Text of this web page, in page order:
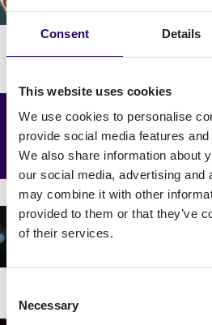
Consent Details
This website uses cookies
We use cookies to personalise
provide social media features
We also share information about
our social media, advertising and
may combine it with other
provided to them or that they’ve
of their services.
Selection
Necessary
Norme ETSI et
EID (A Signicat
RegTech100
Article du blog
Qu'est ce que la